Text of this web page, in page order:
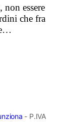
non essere
che fra
- P.IVA